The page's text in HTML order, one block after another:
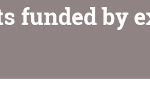
funded by